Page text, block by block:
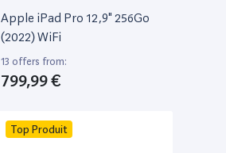
Apple iPad Pro 12,9" 256Go
(2022) WiFi
13 offers from:
799,99 €
Top Produit